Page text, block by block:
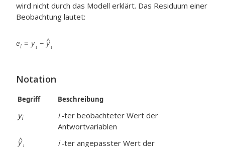
wird nicht durch das Modell erklärt. Das Residuum einer
Beobachtung lautet:
Notation
Begriff Beschreibung
yi i -ter beobachteter Wert der
Antwortvariablen
i -ter angepasster Wert der